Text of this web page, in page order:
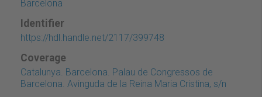
Barcelona
Identifier
https://hdl.handle.net/2117/399748
Coverage
Catalunya. Barcelona. Palau de Congressos de
Barcelona. Avinguda de la Reina Maria Cristina, s/n